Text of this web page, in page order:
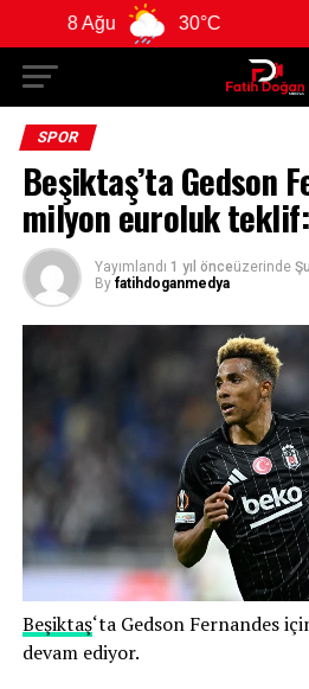
30°C
SPOR
Beşiktaş’ta Gedson
milyon euroluk
Yayımlandı 1 yıl önceüzerinde
By fatihdoganmedya
Beşiktaş‘ta Gedson Fernandes
devam ediyor.